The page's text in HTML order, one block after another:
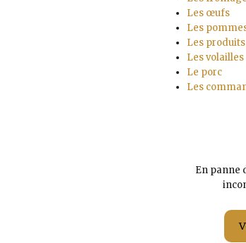
Les œufs
Les
Les
Les volailles
Le porc
Les
En panne